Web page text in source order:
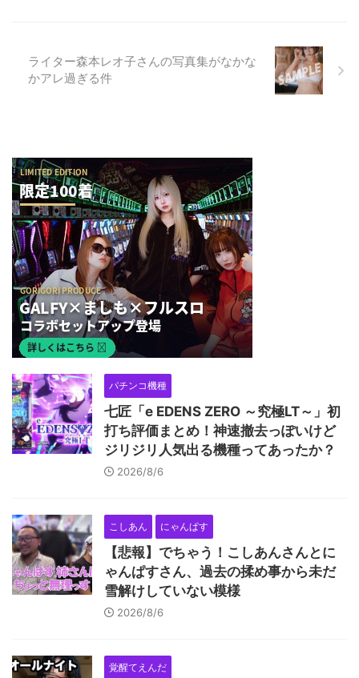
ライター森本レオ子さんの写真集がなかな
かアレ過ぎる件
パチンコ機種
七匠「e EDENS ZERO ～究極LT～」初
打ち評価まとめ！神速撤去っぽいけど
ジリジリ人気出る機種ってあったか？
2026/8/6
こしあん にゃんぱす
【悲報】でちゃう！こしあんさんとに
ゃんぱすさん、過去の揉め事から未だ
雪解けしていない模様
2026/8/6
覚醒てえんだ